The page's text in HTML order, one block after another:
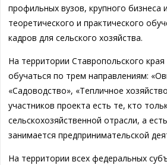
профильных вузов, крупного
теоретического и практического
кадров для сельского хозяйства.
На территории Ставропольского края
обучаться по трем направлениям:
«Садоводство», «Тепличное
участников проекта есть те, кто
сельскохозяйственной отрасли, а
занимается предпринимательской
На территории всех федеральных